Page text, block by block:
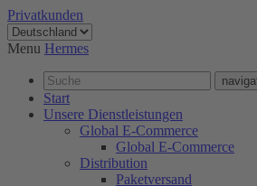
Privatkunden
Menu Hermes
Start
Unsere Dienstleistungen
Global E-Commerce
Global E-Commerce
Distribution
Paketversand